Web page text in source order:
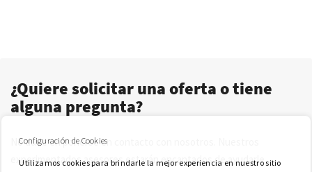
¿Quiere solicitar una oferta o tiene
alguna pregunta?
No dude en ponerse en contacto con nosotros. Nuestros
experimentados asesores estarán encantados de ayudarle.
Configuración de Cookies
Utilizamos cookies para brindarle la mejor experiencia en nuestro sitio